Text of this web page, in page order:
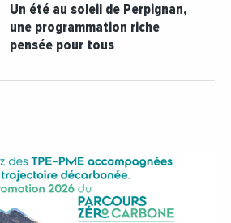
Un été au soleil de Perpignan,
une programmation riche
pensée pour tous